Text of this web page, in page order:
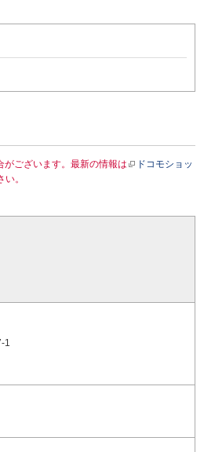
ございます。最新の情報は
ドコモショッ
。
1